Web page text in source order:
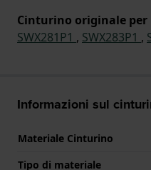
Cinturino originale per
SWX281P1 , SWX283P1 ,
Informazioni sul
Materiale Cinturino
Tipo di materiale